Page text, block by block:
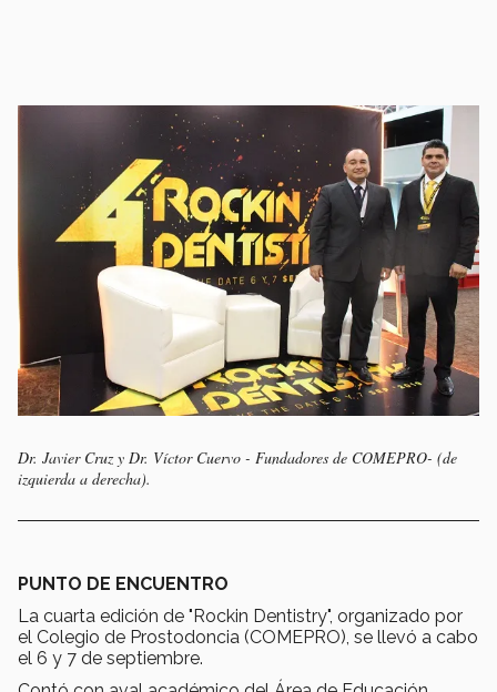
Dr. Javier Cruz y Dr. Víctor Cuervo - Fundadores de COMEPRO- (de
izquierda a derecha).
PUNTO DE ENCUENTRO
La cuarta edición de "Rockin Dentistry", organizado por
el Colegio de Prostodoncia (COMEPRO), se llevó a cabo
el 6 y 7 de septiembre.